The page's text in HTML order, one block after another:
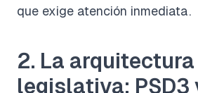
que exige atención inmediata.
2. La arquitectura
legislativa: PSD3